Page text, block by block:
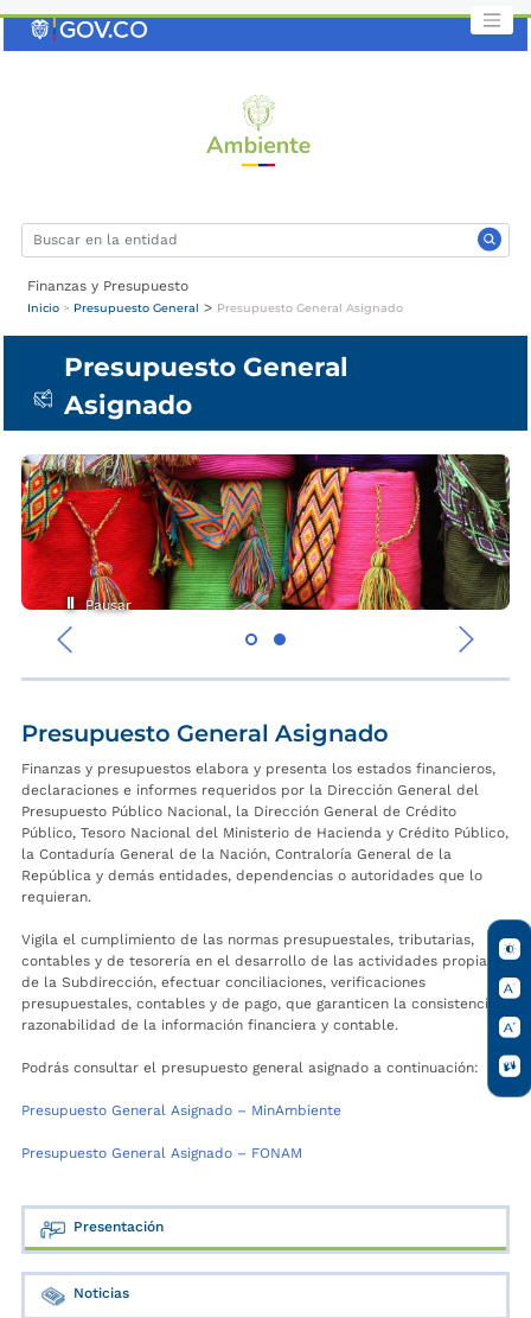
Finanzas y Presupuesto
Inicio > Presupuesto General > Presupuesto General Asignado
Presupuesto General
Asignado
‹
›
Pausar
Presupuesto General Asignado
Finanzas y presupuestos elabora y presenta los estados financieros,
declaraciones e informes requeridos por la Dirección General del
Presupuesto Público Nacional, la Dirección General de Crédito
Público, Tesoro Nacional del Ministerio de Hacienda y Crédito Público,
la Contaduría General de la Nación, Contraloría General de la
República y demás entidades, dependencias o autoridades que lo
requieran.
Vigila el cumplimiento de las normas presupuestales, tributarias,
contables y de tesorería en el desarrollo de las actividades propias
de la Subdirección, efectuar conciliaciones, verificaciones
presupuestales, contables y de pago, que garanticen la consistencia y
razonabilidad de la información financiera y contable.
Podrás consultar el presupuesto general asignado a continuación:
Presupuesto General Asignado – MinAmbiente
Presupuesto General Asignado – FONAM
Presentación
Noticias